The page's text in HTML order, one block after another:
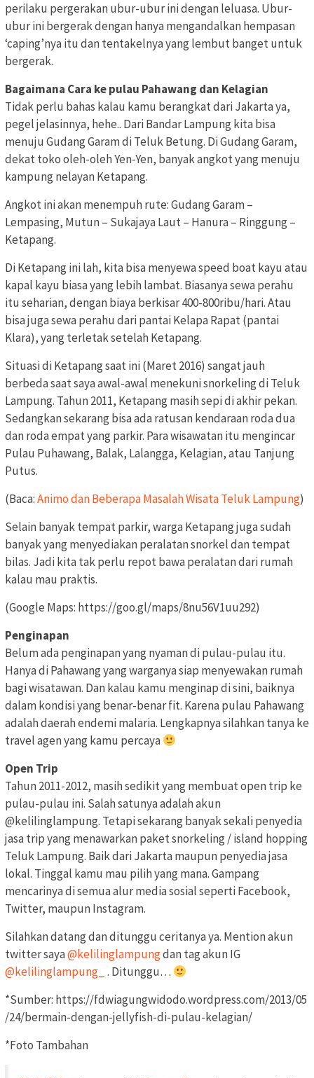
perilaku pergerakan ubur-ubur ini dengan leluasa. Ubur-
ubur ini bergerak dengan hanya mengandalkan hempasan
‘caping’nya itu dan tentakelnya yang lembut banget untuk
bergerak.
Bagaimana Cara ke pulau Pahawang dan Kelagian
Tidak perlu bahas kalau kamu berangkat dari Jakarta ya,
pegel jelasinnya, hehe.. Dari Bandar Lampung kita bisa
menuju Gudang Garam di Teluk Betung. Di Gudang Garam,
dekat toko oleh-oleh Yen-Yen, banyak angkot yang menuju
kampung nelayan Ketapang.
Angkot ini akan menempuh rute: Gudang Garam –
Lempasing, Mutun – Sukajaya Laut – Hanura – Ringgung –
Ketapang.
Di Ketapang ini lah, kita bisa menyewa speed boat kayu atau
kapal kayu biasa yang lebih lambat. Biasanya sewa perahu
itu seharian, dengan biaya berkisar 400-800ribu/hari. Atau
bisa juga sewa perahu dari pantai Kelapa Rapat (pantai
Klara), yang terletak setelah Ketapang.
Situasi di Ketapang saat ini (Maret 2016) sangat jauh
berbeda saat saya awal-awal menekuni snorkeling di Teluk
Lampung. Tahun 2011, Ketapang masih sepi di akhir pekan.
Sedangkan sekarang bisa ada ratusan kendaraan roda dua
dan roda empat yang parkir. Para wisawatan itu mengincar
Pulau Puhawang, Balak, Lalangga, Kelagian, atau Tanjung
Putus.
(Baca:Animo dan Beberapa Masalah Wisata Teluk Lampung)
Selain banyak tempat parkir, warga Ketapang juga sudah
banyak yang menyediakan peralatan snorkel dan tempat
bilas. Jadi kita tak perlu repot bawa peralatan dari rumah
kalau mau praktis.
(Google Maps: https://goo.gl/maps/8nu56V1uu292)
Penginapan
Belum ada penginapan yang nyaman di pulau-pulau itu.
Hanya di Pahawang yang warganya siap menyewakan rumah
bagi wisatawan. Dan kalau kamu menginap di sini, baiknya
dalam kondisi yang benar-benar fit. Karena pulau Pahawang
adalah daerah endemi malaria. Lengkapnya silahkan tanya ke
travel agen yang kamu percaya
Open Trip
Tahun 2011-2012, masih sedikit yang membuat open trip ke
pulau-pulau ini. Salah satunya adalah akun
@kelilinglampung. Tetapi sekarang banyak sekali penyedia
jasa trip yang menawarkan paket snorkeling / island hopping
Teluk Lampung. Baik dari Jakarta maupun penyedia jasa
lokal. Tinggal kamu mau pilih yang mana. Gampang
mencarinya di semua alur media sosial seperti Facebook,
Twitter, maupun Instagram.
Silahkan datang dan ditunggu ceritanya ya. Mention akun
twitter saya@kelilinglampungdan tag akun IG
@kelilinglampung_ . Ditunggu…
*Sumber: https://fdwiagungwidodo.wordpress.com/2013/05
/24/bermain-dengan-jellyfish-di-pulau-kelagian/
*Foto Tambahan